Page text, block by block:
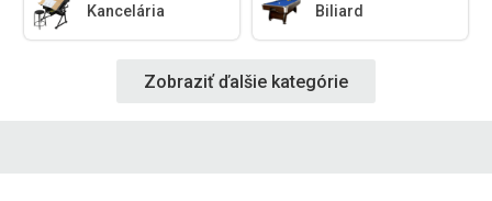
Kancelária Biliard
Zobraziť ďalšie kategórie